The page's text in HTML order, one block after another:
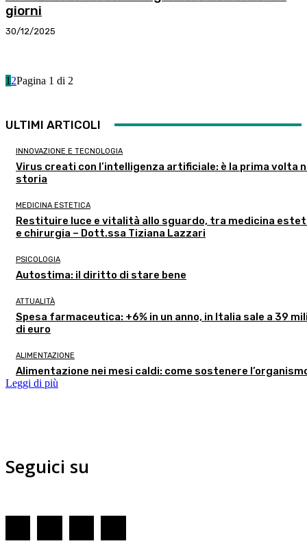
giorni
30/12/2025
1 2Pagina 1 di 2
ULTIMI ARTICOLI
INNOVAZIONE E TECNOLOGIA
Virus creati con l’intelligenza artificiale: è la prima volta
storia
MEDICINA ESTETICA
Restituire luce e vitalità allo sguardo, tra medicina
e chirurgia – Dott.ssa Tiziana Lazzari
PSICOLOGIA
Autostima: il diritto di stare bene
ATTUALITÀ
Spesa farmaceutica: +6% in un anno, in Italia sale a 39
di euro
ALIMENTAZIONE
Alimentazione nei mesi caldi: come sostenere
Leggi di più
Seguici su